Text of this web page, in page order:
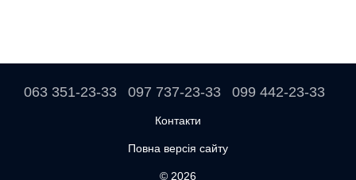
063 351-23-33 097 737-23-33 099 442-23-33
Контакти
Повна версія сайту
© 2026